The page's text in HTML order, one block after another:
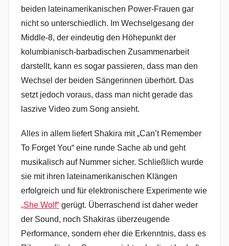
beiden lateinamerikanischen Power-Frauen gar
nicht so unterschiedlich. Im Wechselgesang der
Middle-8, der eindeutig den Höhepunkt der
kolumbianisch-barbadischen Zusammenarbeit
darstellt, kann es sogar passieren, dass man den
Wechsel der beiden Sängerinnen überhört. Das
setzt jedoch voraus, dass man nicht gerade das
laszive Video zum Song ansieht.
Alles in allem liefert Shakira mit „Can’t Remember
To Forget You“ eine runde Sache ab und geht
musikalisch auf Nummer sicher. Schließlich wurde
sie mit ihren lateinamerikanischen Klängen
erfolgreich und für elektronischere Experimente wie
„She Wolf“ gerügt. Überraschend ist daher weder
der Sound, noch Shakiras überzeugende
Performance, sondern eher die Erkenntnis, dass es